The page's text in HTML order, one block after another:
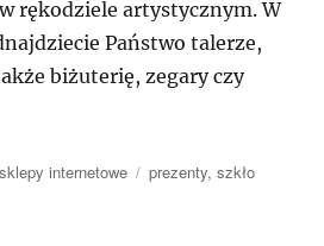
rękodziele artystycznym. W
Państwo talerze,
biżuterię, zegary czy
Kategorie
sklepy internetowe Tagi
prezenty,szkło